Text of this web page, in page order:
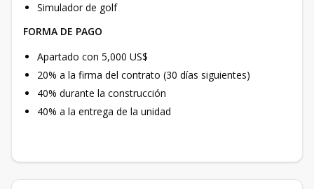
Simulador de golf
FORMA DE PAGO
Apartado con 5,000 US$
20% a la firma del contrato (30 días siguientes)
40% durante la construcción
40% a la entrega de la unidad